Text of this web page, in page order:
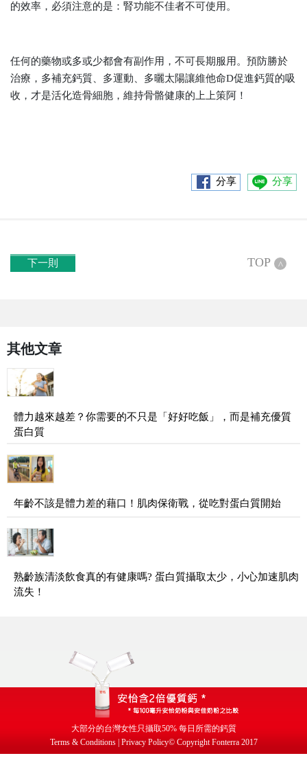
的效率，必須注意的是：腎功能不佳者不可使用。
任何的藥物或多或少都會有副作用，不可長期服用。預防勝於
治療，多補充鈣質、多運動、多曬太陽讓維他命D促進鈣質的吸
收，才是活化造骨細胞，維持骨骼健康的上上策阿！
分享 分享
下一則 TOP ^
其他文章
體力越來越差？你需要的不只是「好好吃飯」，而是補充優質
蛋白質
年齡不該是體力差的藉口！肌肉保衛戰，從吃對蛋白質開始
熟齡族清淡飲食真的有健康嗎? 蛋白質攝取太少，小心加速肌肉
流失！
大部分的台灣女性只攝取50% 每日所需的鈣質
Terms & Conditions | Privacy Policy© Copyright Fonterra 2017